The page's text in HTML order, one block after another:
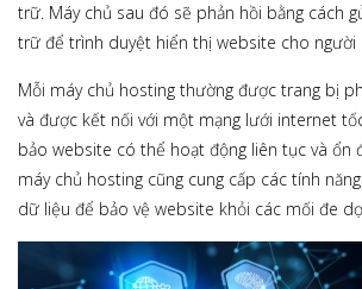
trữ. Máy chủ sau đó sẽ phản hồi bằng cách
trữ để trình duyệt hiển thị website cho người
Mỗi máy chủ hosting thường được trang bị
và được kết nối với một mạng lưới internet
bảo website có thể hoạt động liên tục và ổn
máy chủ hosting cũng cung cấp các tính
dữ liệu để bảo vệ website khỏi các mối đe